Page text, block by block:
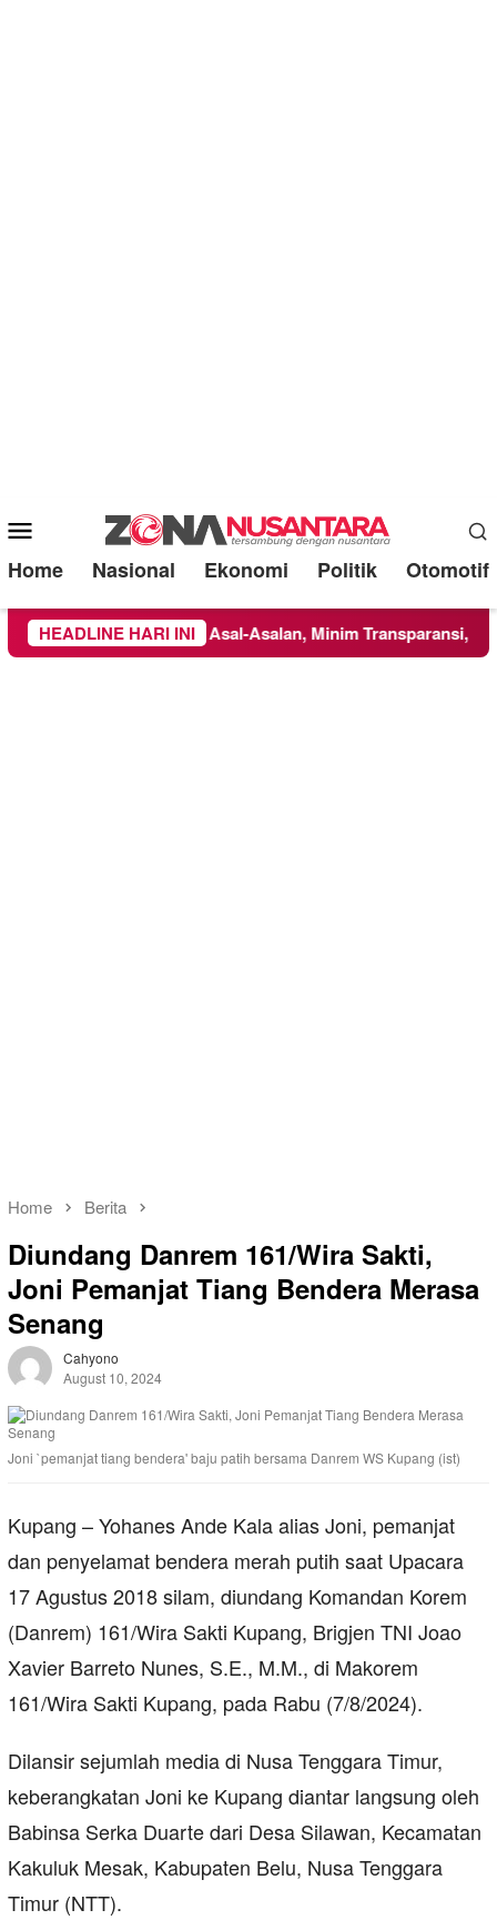
Mobile
Menu
Home Nasional Ekonomi Politik Otomotif
HEADLINE HARI INI
Dikerjakan Asal-Asalan, Minim Transparansi, dan Abaikan
Home Berita
Diundang Danrem 161/Wira Sakti,
Joni Pemanjat Tiang Bendera Merasa
Senang
Cahyono
August 10, 2024
Joni `pemanjat tiang bendera' baju patih bersama Danrem WS Kupang (ist)
Kupang – Yohanes Ande Kala alias Joni, pemanjat
dan penyelamat bendera merah putih saat Upacara
17 Agustus 2018 silam, diundang Komandan Korem
(Danrem) 161/Wira Sakti Kupang, Brigjen TNI Joao
Xavier Barreto Nunes, S.E., M.M., di Makorem
161/Wira Sakti Kupang, pada Rabu (7/8/2024).
Dilansir sejumlah media di Nusa Tenggara Timur,
keberangkatan Joni ke Kupang diantar langsung oleh
Babinsa Serka Duarte dari Desa Silawan, Kecamatan
Kakuluk Mesak, Kabupaten Belu, Nusa Tenggara
Timur (NTT).